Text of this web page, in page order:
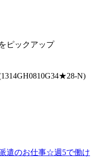
ピックアップ
N)
遣のお仕事☆週5で働け